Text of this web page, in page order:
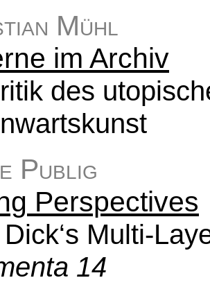
Mühl
im Archiv
des
Publig
Perspectives
Multi-
14